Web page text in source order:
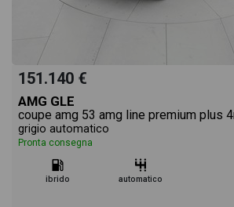
151.140 €
AMG GLE
coupe amg 53 amg line premium plus
grigio automatico
Pronta consegna
ibrido automatico